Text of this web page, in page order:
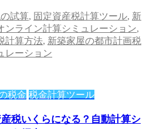
試算, 固定資産税計算ツール, 新
ンライン計算シミュレーション,
計算方法, 新築家屋の都市計画税
レーション
税金 税金計算ツール
税いくらになる？自動計算シ